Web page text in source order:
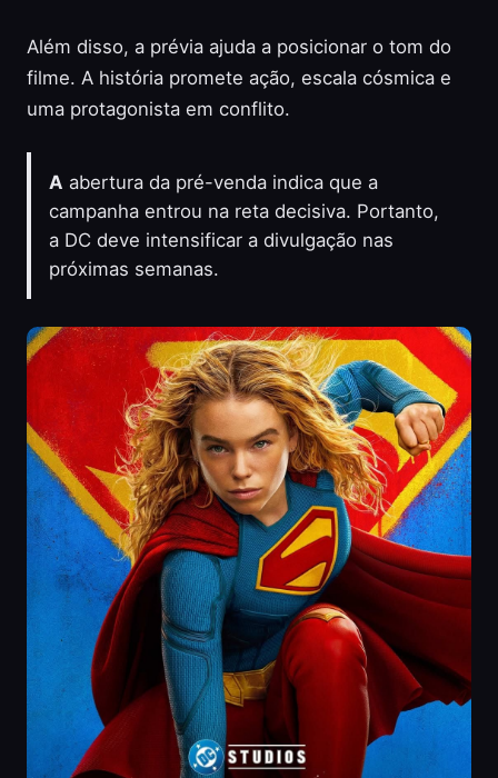
Além disso, a prévia ajuda a posicionar o tom do
filme. A história promete ação, escala cósmica e
uma protagonista em conflito.
A abertura da pré-venda indica que a
campanha entrou na reta decisiva. Portanto,
a DC deve intensificar a divulgação nas
próximas semanas.